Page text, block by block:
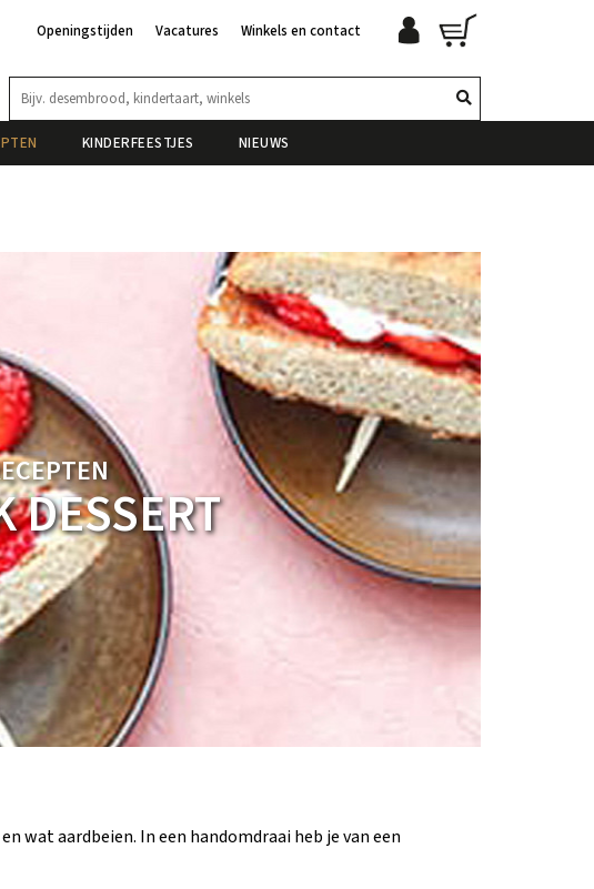
Openingstijden Vacatures Winkels en contact
KINDERFEESTJES NIEUWS
DESSERT
wat aardbeien. In een handomdraai heb je van een